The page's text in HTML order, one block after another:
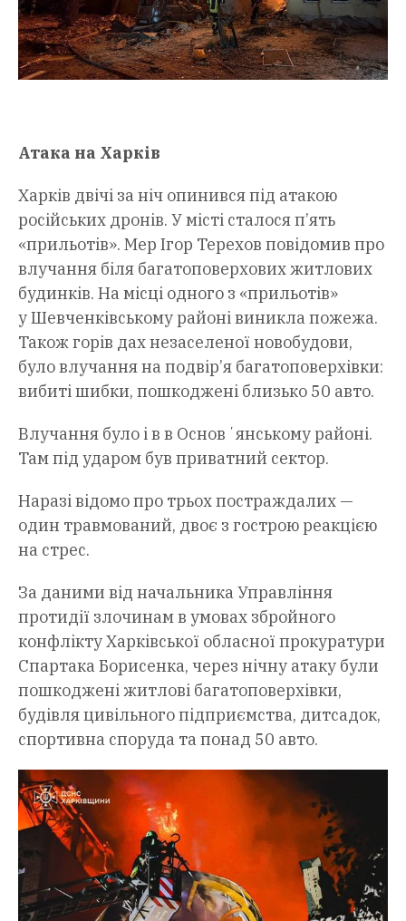
Атака на Харків
Харків двічі за ніч опинився під атакою
російських дронів. У місті сталося п’ять
«прильотів». Мер Ігор Терехов повідомив про
влучання біля багатоповерхових житлових
будинків. На місці одного з «прильотів»
у Шевченківському районі виникла пожежа.
Також горів дах незаселеної новобудови,
було влучання на подвір’я багатоповерхівки:
вибиті шибки, пошкоджені близько 50 авто.
Влучання було і в в Основʼянському районі.
Там під ударом був приватний сектор.
Наразі відомо про трьох постраждалих —
один травмований, двоє з гострою реакцією
на стрес.
За даними від начальника Управління
протидії злочинам в умовах збройного
конфлікту Харківської обласної прокуратури
Спартака Борисенка, через нічну атаку були
пошкоджені житлові багатоповерхівки,
будівля цивільного підприємства, дитсадок,
спортивна споруда та понад 50 авто.